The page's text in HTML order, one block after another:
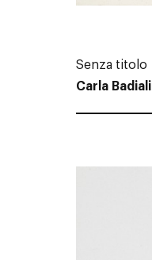
Senza titolo
Carla Badiali